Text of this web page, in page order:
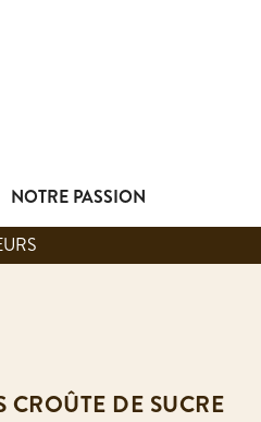
NOTRE PASSION
DE SUCRE